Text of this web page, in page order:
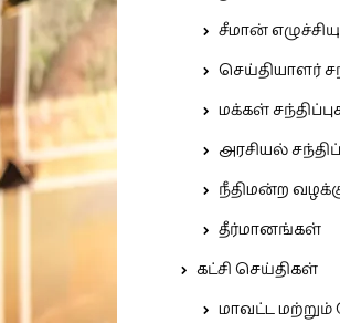
சீமான்
செய்தியாளர்
மக்கள்
அரசியல்
நீதிமன்ற
தீர்மானங்கள்
கட்சி செய்திகள்
மாவட்ட மற்றும்